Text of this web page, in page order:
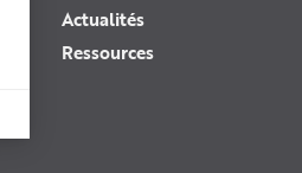
Actualités
Ressources